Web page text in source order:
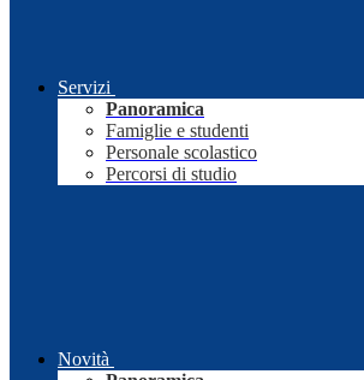
Servizi
Panoramica
Famiglie e studenti
Personale scolastico
Percorsi di studio
Novità